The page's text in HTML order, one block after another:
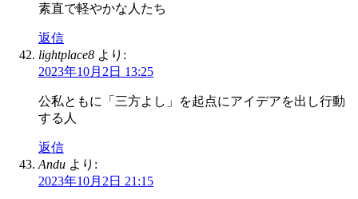
素直で軽やかな人たち
返信
lightplace8 より:
2023年10月2日 13:25
公私ともに「三方よし」を起点にアイデアを出し行動
する人
返信
Andu より:
2023年10月2日 21:15